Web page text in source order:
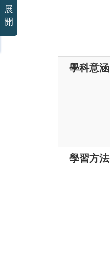
學科意涵
學習方法
展
開